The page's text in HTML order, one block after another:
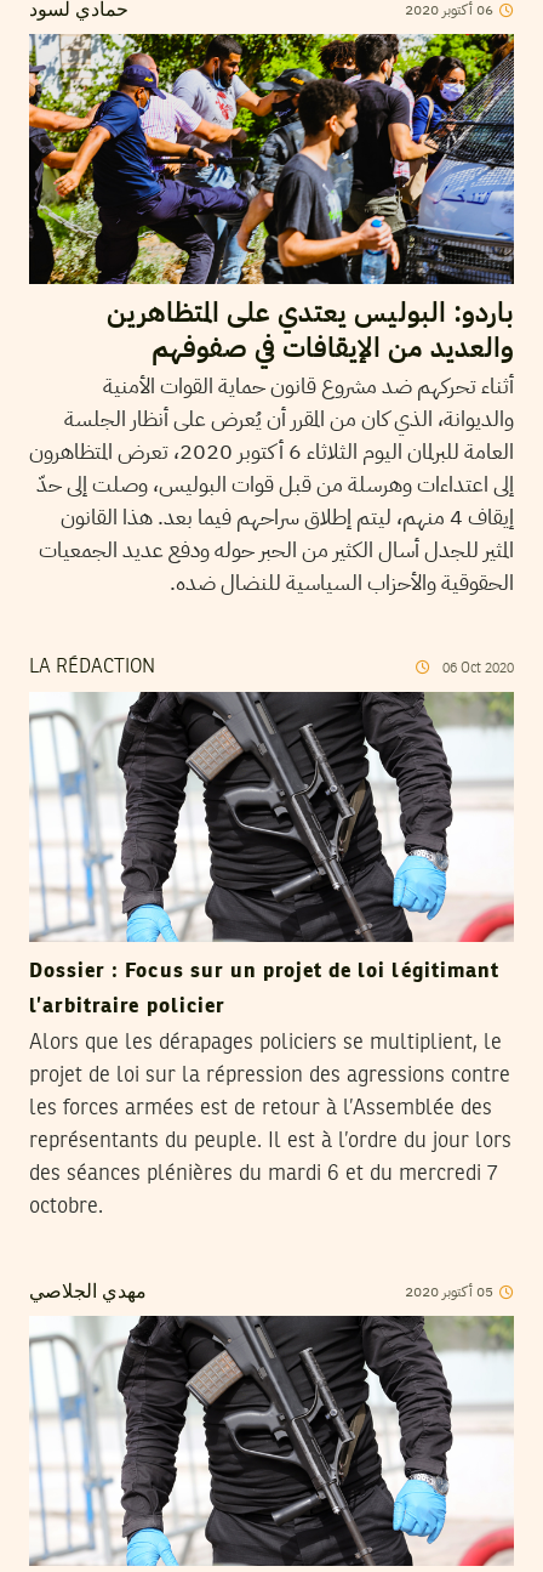
حمادي لسود 06أكتوبر 2020
باردو: البوليس يعتدي على المتظاهرين
والعديد من الإيقافات في صفوفهم
أثناء تحركهم ضد مشروع قانون حماية القوات الأمنية
والديوانة، الذي كان من المقرر أن يُعرض على أنظار الجلسة
العامة للبرلمان اليوم الثلاثاء 6 أكتوبر 2020، تعرض المتظاهرون
إلى اعتداءات وهرسلة من قبل قوات البوليس، وصلت إلى حدّ
إيقاف 4 منهم، ليتم إطلاق سراحهم فيما بعد. هذا القانون
المثير للجدل أسال الكثير من الحبر حوله ودفع عديد الجمعيات
الحقوقية والأحزاب السياسية للنضال ضده.
LA RÉDACTION 06 Oct 2020
Dossier : Focus sur un projet de loi légitimant
l’arbitraire policier
Alors que les dérapages policiers se multiplient, le
projet de loi sur la répression des agressions contre
les forces armées est de retour à l’Assemblée des
représentants du peuple. Il est à l’ordre du jour lors
des séances plénières du mardi 6 et du mercredi 7
octobre.
مهدي الجلاصي 05أكتوبر 2020